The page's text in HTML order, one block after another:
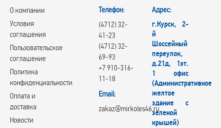
О компании
Условия
соглашения
Пользовательское
соглашение
Политика
конфиденциальности
Оплата и
доставка
Новости
Телефон:
(4712) 32-
41-23
(4712) 32-
69-93
+7 910-316-
11-18
Email:
zakaz@mirkoles46.ru
Адрес:
г.Курск, 2-
й
Шоссейный
переулок,
д.21д, 1эт.
1 офис
(Административное
желтое
здание с
зеленой
крышей)